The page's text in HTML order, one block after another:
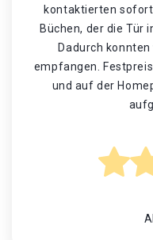
kontaktierten
Büchen, der die Tür
Dadurch
empfangen.
und auf der